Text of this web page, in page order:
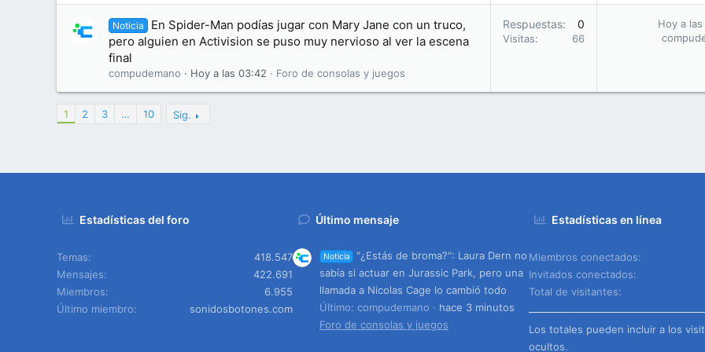
Noticia
En Spider-Man podías jugar con Mary Jane con un truco,
pero alguien en Activision se puso muy nervioso al ver la escena
final
compudemano Hoy a las 03:42 Foro de consolas y juegos
Respuestas 0
Visitas 66
Hoy a
1 2 3 … 10 Sig.
Estadísticas del foro
Temas
418.547
Mensajes
422.691
Miembros
6.955
Último miembro
sonidosbotones.com
Último mensaje
Noticia
"¿Estás de broma?": Laura Dern no
sabía si actuar en Jurassic Park, pero una
llamada a Nicolas Cage lo cambió todo
Último: compudemano
hace 3 minutos
Foro de consolas y juegos
Estadísticas en línea
Miembros conectados
Invitados conectados
Total de visitantes
Los totales pueden incluir a los
ocultos.